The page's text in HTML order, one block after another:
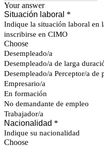
Your answer
Situación laboral *
Indique la situación laboral en
inscribirse en CIMO
Choose
Desempleado/a
Desempleado/a de larga
Desempleado/a Perceptor/a de
Empresario/a
En formación
No demandante de empleo
Trabajador/a
Nacionalidad *
Indique su nacionalidad
Choose